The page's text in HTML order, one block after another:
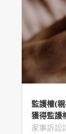
監護權(
獲得監護
家事訴訟